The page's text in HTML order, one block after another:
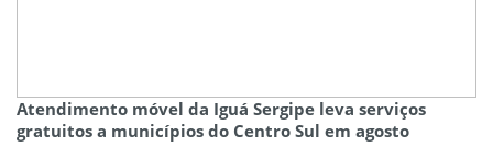
Atendimento móvel da Iguá Sergipe leva serviços
gratuitos a municípios do Centro Sul em agosto